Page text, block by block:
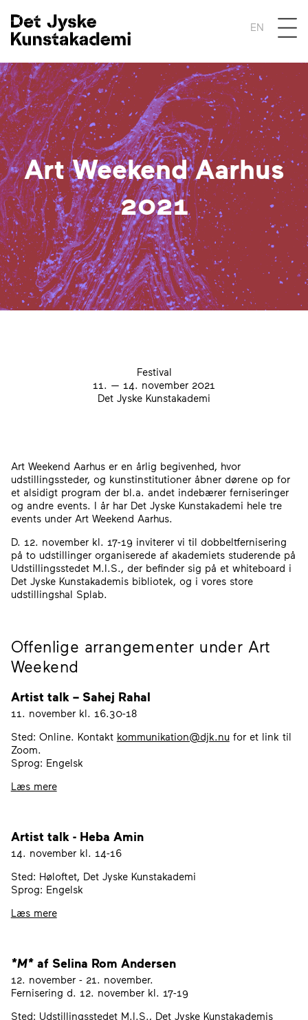
Åben
EN
Art Weekend Aarhus
2021
Festival
11. — 14. november 2021
Det Jyske Kunstakademi
Art Weekend Aarhus er en årlig begivenhed, hvor
udstillingssteder, og kunstinstitutioner åbner dørene op for
et alsidigt program der bl.a. andet indebærer ferniseringer
og andre events. I år har Det Jyske Kunstakademi hele tre
events under Art Weekend Aarhus.
D. 12. november kl. 17-19 inviterer vi til dobbeltfernisering
på to udstillinger organiserede af akademiets studerende på
Udstillingsstedet M.I.S., der befinder sig på et whiteboard i
Det Jyske Kunstakademis bibliotek, og i vores store
udstillingshal Splab.
Offenlige arrangementer under Art
Weekend
Artist talk – Sahej Rahal
11. november kl. 16.30-18
Sted: Online. Kontakt kommunikation@djk.nufor et link til
Zoom.
Sprog: Engelsk
Læs mere
Artist talk - Heba Amin
14. november kl. 14-16
Sted: Høloftet, Det Jyske Kunstakademi
Sprog: Engelsk
Læs mere
*M*af Selina Rom Andersen
12. november - 21. november.
Fernisering d. 12. november kl. 17-19
Sted: Udstillingsstedet M.I.S., Det Jyske Kunstakademis